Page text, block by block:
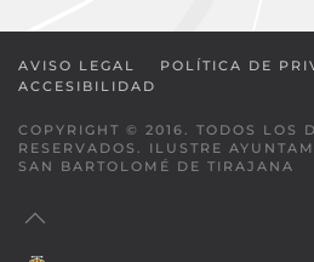
AVISO LEGAL
POLÍTICA DE
ACCESIBILIDAD
COPYRIGHT © 2016. TODOS LOS
RESERVADOS. ILUSTRE
SAN BARTOLOMÉ DE TIRAJANA